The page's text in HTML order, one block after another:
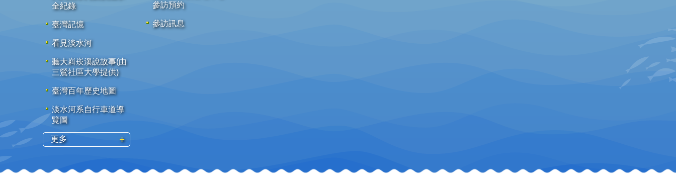
全紀錄
臺灣記憶
看見淡水河
聽大嵙崁溪說故事(由
三鶯社區大學提供)
臺灣百年歷史地圖
淡水河系自行車道導
覽圖
更多
參訪預約
參訪訊息